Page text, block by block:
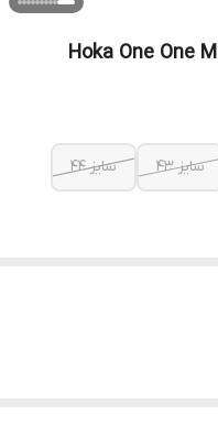
سایز ۴۳ سایز ۴۴